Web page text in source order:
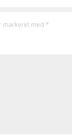
markeret med *